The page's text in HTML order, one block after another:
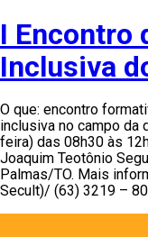
I Encontro
Inclusiva
O que: encontro
inclusiva no campo da
feira) das 08h30 às
Joaquim Teotônio
Palmas/TO. Mais
Secult)/ (63) 3219 –